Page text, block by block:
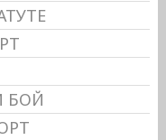
БОЙ